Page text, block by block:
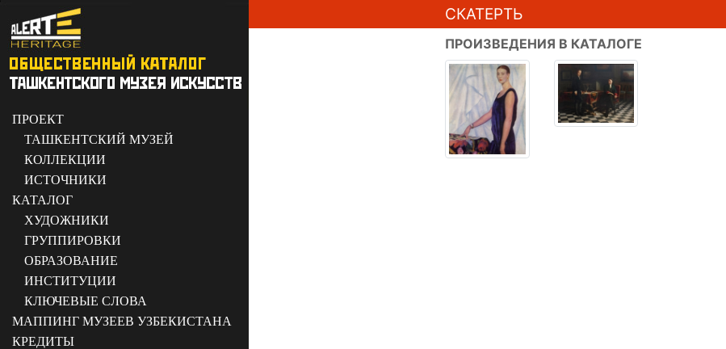
ПРОЕКТ
ТАШКЕНТСКИЙ МУЗЕЙ
КОЛЛЕКЦИИ
ИСТОЧНИКИ
КАТАЛОГ
ХУДОЖНИКИ
ГРУППИРОВКИ
ОБРАЗОВАНИЕ
ИНСТИТУЦИИ
КЛЮЧЕВЫЕ СЛОВА
МАППИНГ МУЗЕЕВ УЗБЕКИСТАНА
КРЕДИТЫ
СКАТЕРТЬ
ПРОИЗВЕДЕНИЯ В КАТАЛОГЕ